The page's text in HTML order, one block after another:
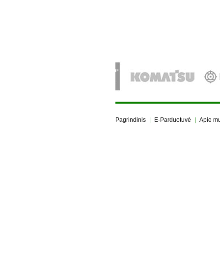
Pagrindinis | E-Parduotuvė | Apie